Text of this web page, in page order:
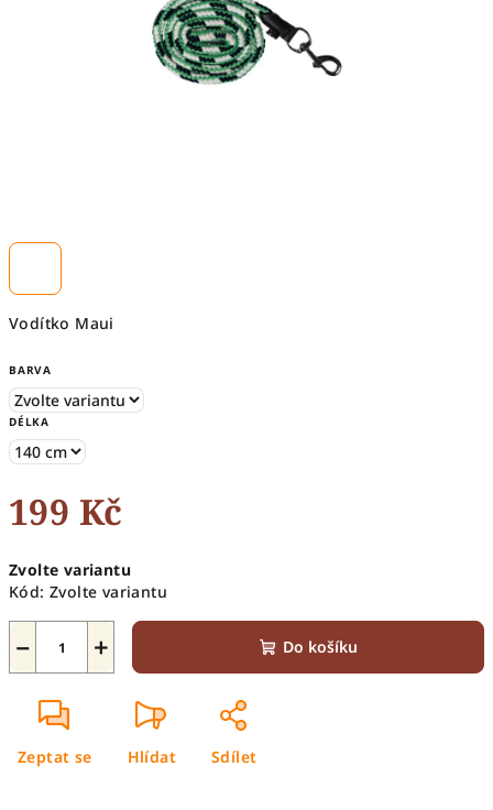
Vodítko Maui
BARVA
DÉLKA
199 Kč
cena:
Zvolte variantu
Kód: Zvolte variantu
+
− Do košíku
Zeptat se Hlídat Sdílet